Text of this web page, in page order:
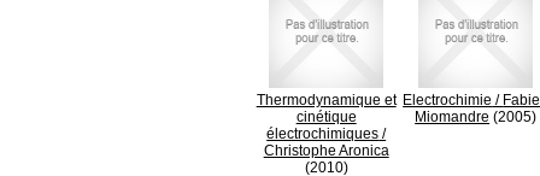
Thermodynamique et
cinétique
électrochimiques /
Christophe Aronica
(2010)
Electrochimie /
Miomandre (2005)